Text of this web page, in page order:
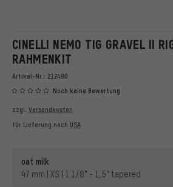
CINELLI NEMO TIG GRAVEL II
RAHMENKIT
Artikel-Nr.: 212480
Noch keine Bewertung
zzgl. Versandkosten
für Lieferung nach USA
oat milk
47 mm | XS | 1 1/8" - 1,5" tapered